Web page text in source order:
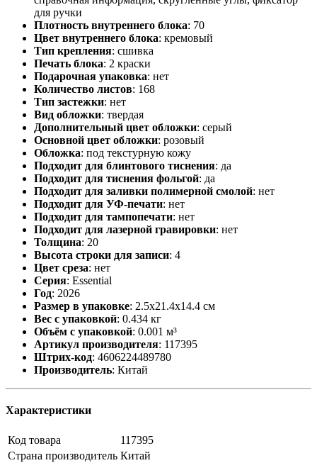
для ручки
Плотность внутреннего блока: 70
Цвет внутреннего блока: кремовый
Тип крепления: сшивка
Печать блока: 2 краски
Подарочная упаковка: нет
Количество листов: 168
Тип застежки: нет
Вид обложки: твердая
Дополнительный цвет обложки: серый
Основной цвет обложки: розовый
Обложка: под текстурную кожу
Подходит для блинтового тиснения: да
Подходит для тиснения фольгой: да
Подходит для заливки полимерной смолой: нет
Подходит для УФ-печати: нет
Подходит для тампопечати: нет
Подходит для лазерной гравировки: нет
Толщина: 20
Высота строки для записи: 4
Цвет среза: нет
Серия: Essential
Год: 2026
Размер в упаковке: 2.5x21.4x14.4 см
Вес с упаковкой: 0.434 кг
Объём с упаковкой: 0.001 м³
Артикул производителя: 117395
Штрих-код: 4606224489780
Производитель: Китай
Характеристики
Код товара
117395
Страна производитель Китай